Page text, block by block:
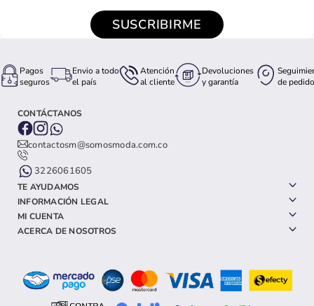
SUSCRIBIRME
Pagos
seguros
Envio a todo
el país
Atención
al cliente
Devoluciones
y garantía
de pedido
CONTÁCTANOS
contactosm@somosmoda.com.co
3226061605
TE AYUDAMOS
INFORMACIÓN LEGAL
MI CUENTA
ACERCA DE NOSOTROS